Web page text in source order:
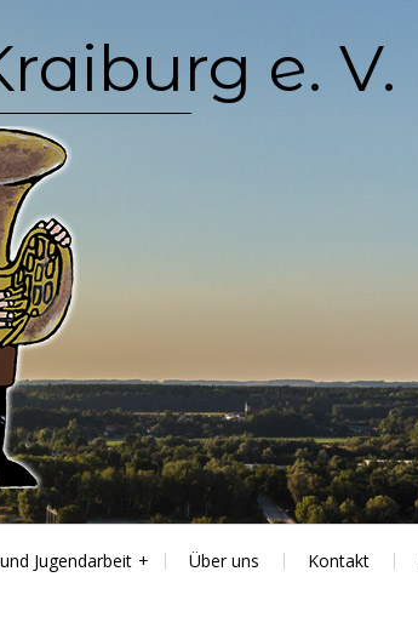
e. V.
Jugendarbeit Über uns Kontakt